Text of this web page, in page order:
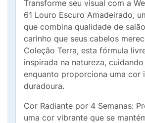
Transforme seu visual com a
61 Louro Escuro Amadeirado,
que combina qualidade de
carinho que seus cabelos
Coleção Terra, esta fórmula
inspirada na natureza,
enquanto proporciona uma cor
duradoura.
Cor Radiante por 4 Semanas:
uma cor vibrante que se